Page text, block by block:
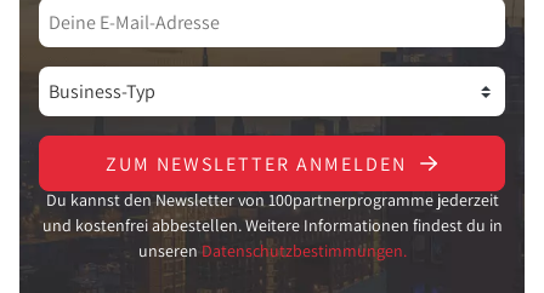
ZUM NEWSLETTER ANMELDEN
Du kannst den Newsletter von 100partnerprogramme jederzeit
und kostenfrei abbestellen. Weitere Informationen findest du in
unseren Datenschutzbestimmungen.